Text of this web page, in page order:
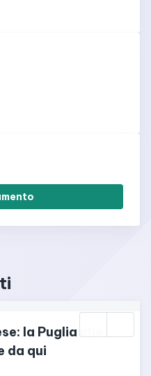
la Puglia che
da qui